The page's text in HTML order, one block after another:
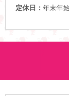
定休日： 年末年